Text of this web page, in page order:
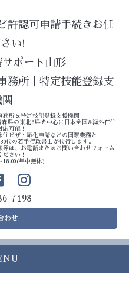
許認可申請手続きお任
い!
サポート山形
務所｜特定技能登録支
務所＆特定技能登録支援機関
県の東北6県を中心に日本全国&海外在住
応可能！
ビザ・帰化申請などの国際業務と
代の若手行政書士が代行します。
は、お電話またはお問い合わせフォーム
ださい！
18:00(年中無休)
7198
わせ